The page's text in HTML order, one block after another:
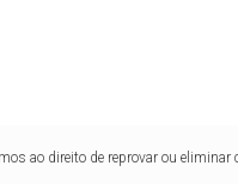
ao direito de reprovar ou